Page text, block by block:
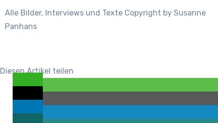
Alle Bilder, Interviews und Texte Copyright by Susanne
Panhans
Diesen Artikel teilen